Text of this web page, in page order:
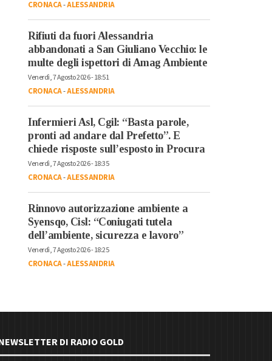
CRONACA-ALESSANDRIA
Rifiuti da fuori Alessandria
abbandonati a San Giuliano Vecchio: le
multe degli ispettori di Amag Ambiente
Venerdì, 7 Agosto 2026 - 18:51
CRONACA-ALESSANDRIA
Infermieri Asl, Cgil: “Basta parole,
pronti ad andare dal Prefetto”. E
chiede risposte sull’esposto in Procura
Venerdì, 7 Agosto 2026 - 18:35
CRONACA-ALESSANDRIA
Rinnovo autorizzazione ambiente a
Syensqo, Cisl: “Coniugati tutela
dell’ambiente, sicurezza e lavoro”
Venerdì, 7 Agosto 2026 - 18:25
CRONACA-ALESSANDRIA
DI RADIO GOLD